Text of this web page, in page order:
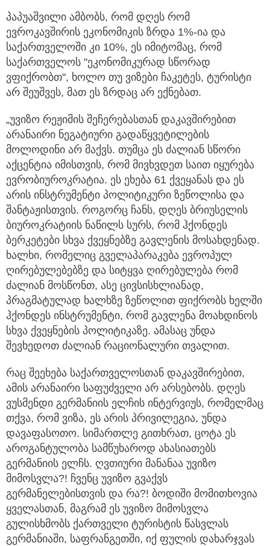
პაპუაშვილი ამბობს, რომ დღეს რომ
ევროკავშირის ეკონომიკის ზრდა 1%-ია და
საქართველოში კი 10%, ეს იმიტომაც, რომ
საქართველოს "ეკონომიკურად სწორად
ვფიქრობთ", ხოლო თუ ვიზები ჩაკეტეს, ტურისტი
არ შეუშვეს, მათ ეს ზრდაც არ ექნებათ.
„უვიზო რეჟიმის შეჩერებასთან დაკავშირებით
არანაირი ნეგატიური გადაწყვეტილების
მოლოდინი არ მაქვს. თუმცა ეს ძალიან სწორი
აქცენტია იმისთვის, რომ მივხვდეთ საით იყურება
ევრობიუროკრატია. ეს ეხება 61 ქვეყანას და ეს
არის ინსტრუმენტი პოლიტიკური ზეწოლისა და
შანტაჟისთვის. როგორც ჩანს, დღეს ბრიუსელის
ბიუროკრატიის ნაწილს სურს, რომ ჰქონდეს
ბერკეტები სხვა ქვეყნებზე გავლენის მოსახდენად.
ხალხი, რომელიც გველაპარაკება ევროპულ
ღირებულებებზე და სიტყვა ღირებულება რომ
ძალიან მოსწონთ, ასე ცივსისხლიანად,
პრაგმატულად ხალხზე ზეწოლით ფიქრობს ხელში
ჰქონდეს ინსტრუმენტი, რომ გავლენა მოახდინოს
სხვა ქვეყნების პოლიტიკაზე. ამასაც უნდა
შევხედოთ ძალიან რაციონალური თვალით.
რაც შეეხება საქართველოსთან დაკავშირებით,
ამის არანაირი საფუძველი არ არსებობს. დღეს
ვუსმენდი გერმანიის ელჩის ინტერვიუს, რომელმაც
თქვა, რომ ვიზა, ეს არის პრივილეგია, უნდა
დავაფასოთო. სიმართლე გითხრათ, ცოტა ეს
აროგანტულობა სამწუხაროდ ახასიათებს
გერმანიის ელჩს. ღვთიური მანანაა უვიზო
მიმოსვლა?! ჩვენც უვიზო გვაქვს
გერმანელებისთვის და რა?! ბოდიში მომითხოვია
ყველასთან, მაგრამ ეს უვიზო მიმოსვლა
გულისხმობს ქართველი ტურისტის წასვლას
გერმანიაში, საფრანგეთში, იქ ფულის დახარჯვას